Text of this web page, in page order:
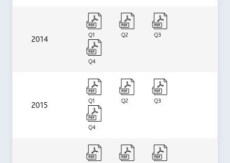
2014 Q1 Q2 Q3
Q4
2015 Q1 Q2 Q3
Q4